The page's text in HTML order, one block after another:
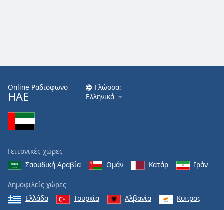
Online Ραδιόφωνο
ΗΑΕ
Γλώσσα:
Ελληνικά
Γειτονικές χώρες
Σαουδική Αραβία
Ομάν Κατάρ Ιράν
Δημοφιλείς χώρες
Ελλάδα
Τουρκία Αλβανία Κύπρος